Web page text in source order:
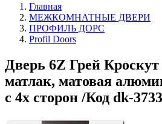
Главная
МЕЖКОМНАТНЫЕ ДВЕРИ
ПРОФИЛЬ ДОРС
Profil Doors
Дверь 6Z Грей Кроскут
матлак, матовая
с 4х сторон /Код dk-